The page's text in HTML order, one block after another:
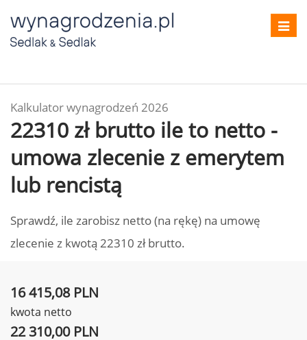
Kalkulator wynagrodzeń 2026
22310 zł brutto ile to netto -
umowa zlecenie z emerytem
lub rencistą
Sprawdź, ile zarobisz netto (na rękę) na umowę
zlecenie z kwotą 22310 zł brutto.
16 415,08 PLN
kwota netto
22 310,00 PLN